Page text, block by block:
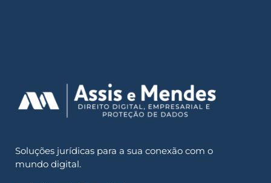
Soluções jurídicas para a sua conexão com o
mundo digital.